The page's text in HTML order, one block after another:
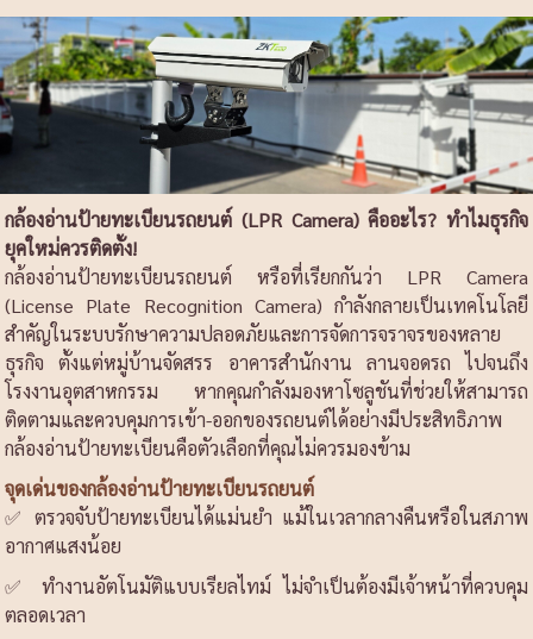
กล้องอ่านป้ายทะเบียนรถยนต์ (LPR Camera) คืออะไร? ทำไมธุรกิจ
ยุคใหม่ควรติดตั้ง!
กล้องอ่านป้ายทะเบียนรถยนต์ หรือที่เรียกกันว่า LPR Camera
(License Plate Recognition Camera) กำลังกลายเป็นเทคโนโลยี
สำคัญในระบบรักษาความปลอดภัยและการจัดการจราจรของหลาย
ธุรกิจ ตั้งแต่หมู่บ้านจัดสรร อาคารสำนักงาน ลานจอดรถ ไปจนถึง
โรงงานอุตสาหกรรม หากคุณกำลังมองหาโซลูชันที่ช่วยให้สามารถ
ติดตามและควบคุมการเข้า-ออกของรถยนต์ได้อย่างมีประสิทธิภาพ
กล้องอ่านป้ายทะเบียนคือตัวเลือกที่คุณไม่ควรมองข้าม
จุดเด่นของกล้องอ่านป้ายทะเบียนรถยนต์
✅ ตรวจจับป้ายทะเบียนได้แม่นยำ แม้ในเวลากลางคืนหรือในสภาพ
อากาศแสงน้อย
✅ ทำงานอัตโนมัติแบบเรียลไทม์ ไม่จำเป็นต้องมีเจ้าหน้าที่ควบคุม
ตลอดเวลา